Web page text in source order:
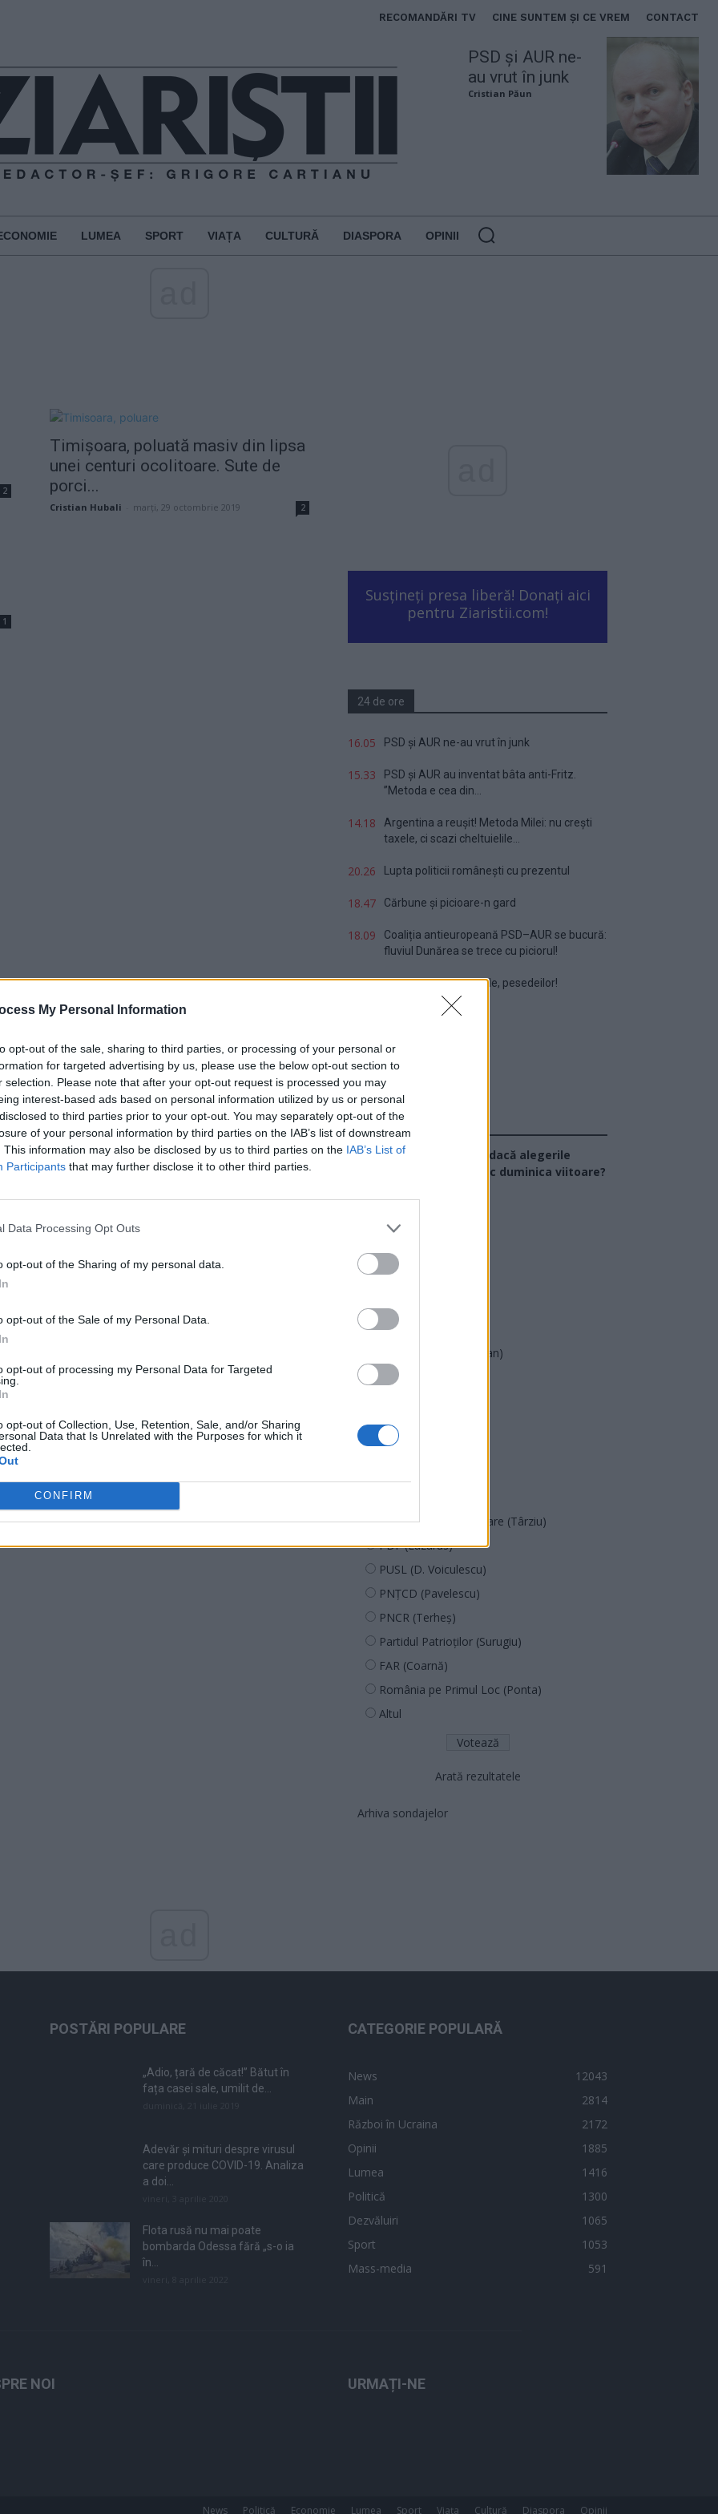
My Personal Information
opt-out of the sale, sharing to third parties, or processing of your personal or
for targeted advertising by us, please use the below opt-out section to
selection. Please note that after your opt-out request is processed you may
interest-based ads based on personal information utilized by us or personal
to third parties prior to your opt-out. You may separately opt-out of the
of your personal information by third parties on the IAB’s list of downstream
This information may also be disclosed by us to third parties on the IAB’s List of
Participants that may further disclose it to other third parties.
Data Processing Opt Outs
opt-out of the Sharing of my personal data.
opt-out of the Sale of my Personal Data.
opt-out of processing my Personal Data for Targeted
opt-out of Collection, Use, Retention, Sale, and/or Sharing
Data that Is Unrelated with the Purposes for which it
CONFIRM
RECOMANDĂRI TV CINE SUNTEM ȘI CE VREM CONTACT
PSD și AUR ne-
au vrut în junk
Cristian Păun
LUMEA SPORT VIAȚA CULTURĂ DIASPORA OPINII
2
Timișoara, poluată masiv din lipsa
unei centuri ocolitoare. Sute de
porci...
Cristian Hubali marți, 29 octombrie 2019 2
1
Susțineți presa liberă! Donați aici
pentru Ziaristii.com!
24 de ore
16.05 PSD și AUR ne-au vrut în junk
15.33
PSD și AUR au inventat bâta anti-Fritz.
”Metoda e cea din...
14.18
Argentina a reușit! Metoda Milei: nu crești
taxele, ci scazi cheltuielile...
20.26 Lupta politicii românești cu prezentul
18.47 Cărbune și picioare-n gard
18.09
Coaliția antieuropeană PSD–AUR se bucură:
fluviul Dunărea se trece cu piciorul!
17.32 Vă veți blestema zilele, pesedeilor!
Sondaj
Ce partid ați vota dacă alegerile
parlamentare ar avea loc duminica viitoare?
PNL
PSD
PMP (Tomac)
Forța Dreptei (L. Orban)
PNȚMM
SENS
SOS (Șoșoacă)
Acțiunea Conservatoare (Târziu)
PDF (Lazarus)
PUSL (D. Voiculescu)
PNȚCD (Pavelescu)
PNCR (Terheș)
Partidul Patrioților (Surugiu)
FAR (Coarnă)
România pe Primul Loc (Ponta)
Altul
Arată rezultatele
Arhiva sondajelor
POSTĂRI POPULARE
„Adio, țară de căcat!” Bătut în
fața casei sale, umilit de...
Adevăr și mituri despre virusul
care produce COVID-19. Analiza
a doi...
Flota rusă nu mai poate
bombarda Odessa fără „s-o ia
în...
CATEGORIE POPULARĂ
News
12043
Main
2814
Război în Ucraina
2172
Opinii
1885
Lumea
1416
Politică
1300
Dezvăluiri
1065
Sport
1053
Mass-media
591
NOI URMAȚI-NE
News Politică Economie Lumea Sport Viața Cultură Diaspora Opinii